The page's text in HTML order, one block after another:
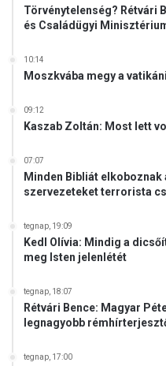
Törvénytelenség? Rétvári
és Családügyi
10:14
Moszkvába megy a
09:12
Kaszab Zoltán: Most lett
07:07
Minden Bibliát
szervezeteket terrorista
tegnap, 19:09
Kedl Olívia: Mindig a
meg Isten jelenlétét
tegnap, 18:07
Rétvári Bence: Magyar
legnagyobb
tegnap, 17:00